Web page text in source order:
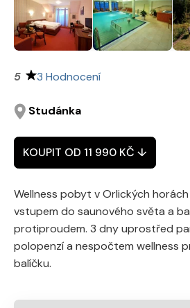
3 Hodnocení
Studánka
KOUPIT OD 11 990 KČ ↓
Wellness pobyt v Orlických
vstupem do saunového světa a
protiproudem. 3 dny uprostřed
polopenzí a nespočtem wellness
balíčku.